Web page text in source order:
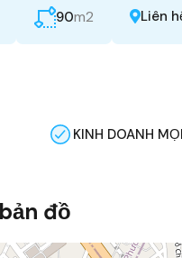
90m2
Liên
KINH DOANH
đồ